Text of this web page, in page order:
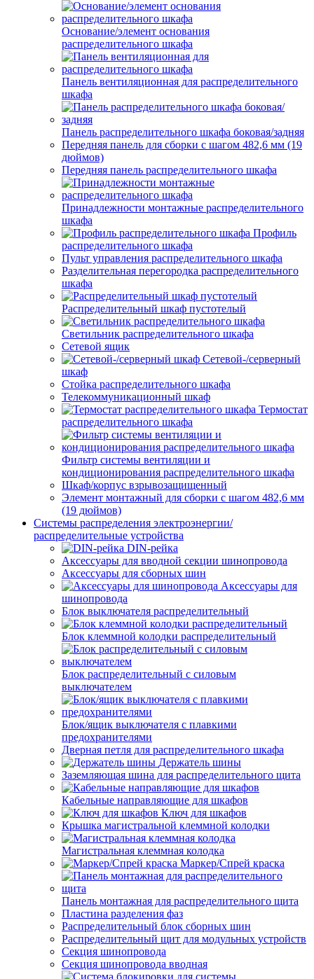
Основание/элемент основания
распределительного шкафа
Панель вентиляционная для распределительного
шкафа
Панель распределительного шкафа боковая/задняя
Передняя панель для сборки с шагом 482,6 мм (19
дюймов)
Передняя панель распределительного шкафа
Принадлежности монтажные распределительного
шкафа
Профиль
распределительного шкафа
Пульт управления распределительного шкафа
Разделительная перегородка распределительного
шкафа
Распределительный шкаф пустотелый
Светильник распределительного шкафа
Сетевой ящик
Сетевой-/серверный
шкаф
Стойка распределительного шкафа
Телекоммуникационный шкаф
Термостат
распределительного шкафа
Фильтр системы вентиляции и
кондиционирования распределительного шкафа
Шкаф/корпус взрывозащищенный
Элемент монтажный для сборки с шагом 482,6 мм
(19 дюймов)
Системы распределения электроэнергии/
распределительные устройства
DIN-рейка
Аксессуары для вводной секции шинопровода
Аксессуары для сборных шин
Аксессуары для
шинопровода
Блок выключателя распределительный
Блок клеммной колодки распределительный
Блок распределительный с силовым
выключателем
Блок/ящик выключателя с плавкими
предохранителями
Дверная петля для распределительного шкафа
Держатель шины
Заземляющая шина для распределительного щита
Кабельные направляющие для шкафов
Ключ для шкафов
Крышка магистральной клеммной колодки
Магистральная клеммная колодка
Маркер/Спрей краска
Панель монтажная для распределительного щита
Пластина разделения фаз
Распределительный блок сборных шин
Распределительный щит для модульных устройств
Секция шинопровода
Секция шинопровода вводная